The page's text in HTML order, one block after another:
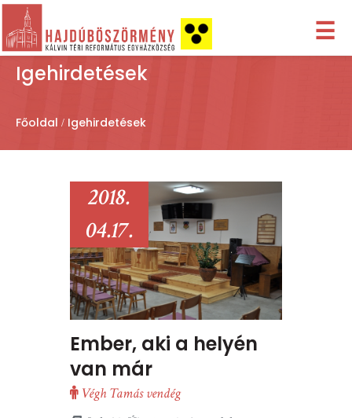
☰
Igehirdetések
Főoldal Igehirdetések
Ember, aki a helyén
van már
2018.
04.17.
Végh Tamás vendég